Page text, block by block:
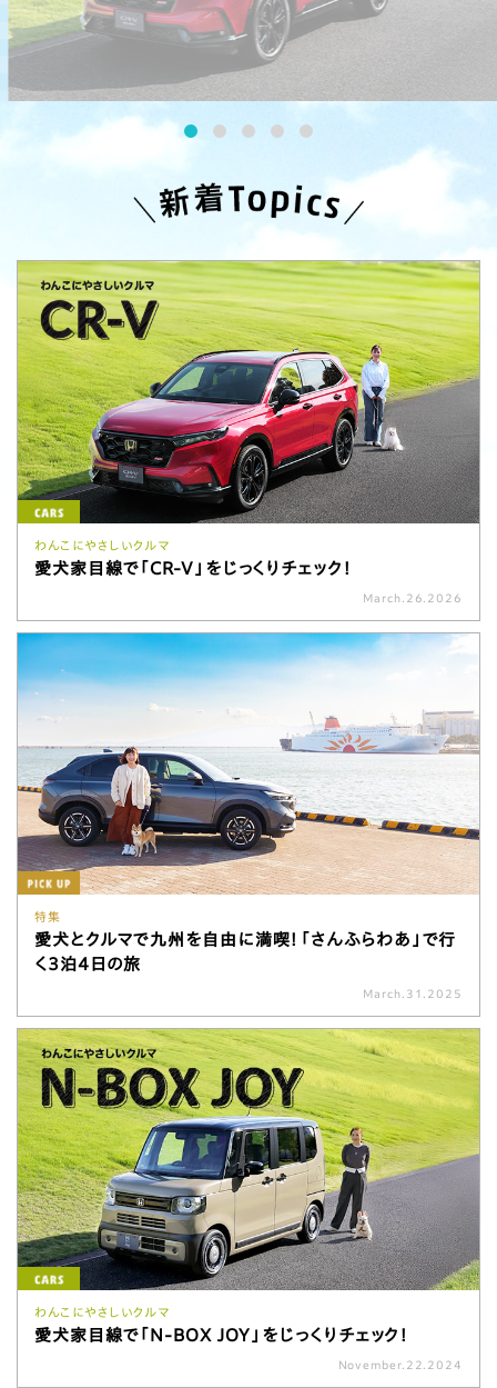
わんこにやさしいクルマ
愛犬家目線で「CR-V」をじっくりチェック！
March.26.2026
特集
愛犬とクルマで九州を自由に満喫！「さんふらわあ」で行
く3泊4日の旅
March.31.2025
わんこにやさしいクルマ
愛犬家目線で「N-BOX JOY」をじっくりチェック！
November.22.2024